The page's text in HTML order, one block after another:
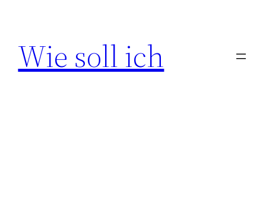
springen
Wie soll ich